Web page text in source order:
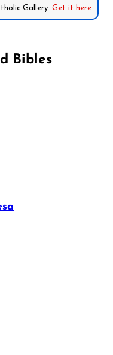
Gallery. Get it here
Bibles